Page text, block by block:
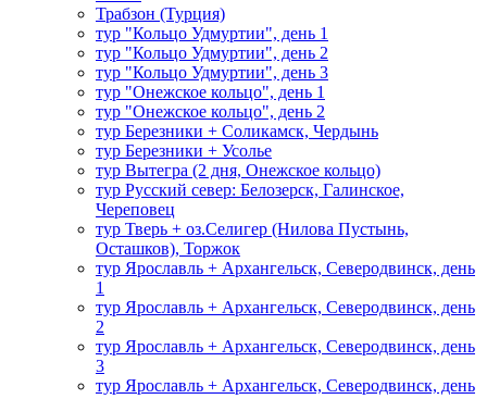
Трабзон (Турция)
тур "Кольцо Удмуртии", день 1
тур "Кольцо Удмуртии", день 2
тур "Кольцо Удмуртии", день 3
тур "Онежское кольцо", день 1
тур "Онежское кольцо", день 2
тур Березники + Соликамск, Чердынь
тур Березники + Усолье
тур Вытегра (2 дня, Онежское кольцо)
тур Русский север: Белозерск, Галинское,
Череповец
тур Тверь + оз.Селигер (Нилова Пустынь,
Осташков), Торжок
тур Ярославль + Архангельск, Северодвинск, день
1
тур Ярославль + Архангельск, Северодвинск, день
2
тур Ярославль + Архангельск, Северодвинск, день
3
тур Ярославль + Архангельск, Северодвинск, день